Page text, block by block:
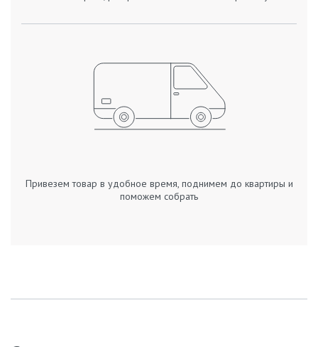
Привезем товар в удобное время, поднимем до квартиры и
поможем собрать